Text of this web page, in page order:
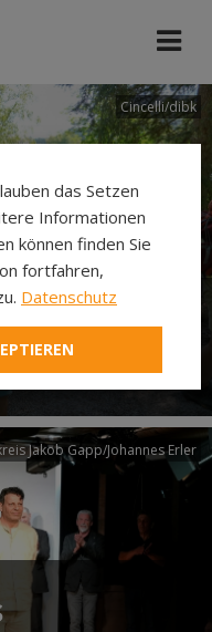
Cincelli/dibk
Jakob Gapp/Johannes Erler
das Setzen
Informationen
können finden Sie
fortfahren,
Datenschutz